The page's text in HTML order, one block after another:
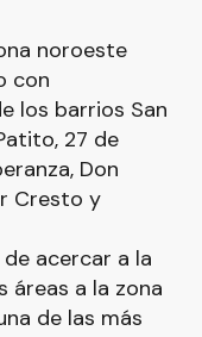
noroeste
con
los barrios San
27 de
Don
Cresto y
acercar a la
áreas a la zona
de las más